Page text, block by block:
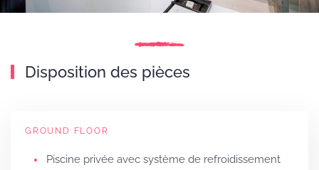
Disposition des pièces
GROUND FLOOR
Piscine privée avec système de refroidissement